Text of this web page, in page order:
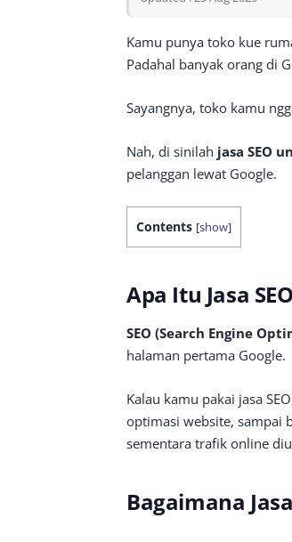
Kamu punya toko kue
Padahal banyak orang di
Sayangnya, toko kamu
Nah, di sinilah jasa SEO
pelanggan lewat Google.
Contents [show]
Apa Itu Jasa
SEO (Search Engine
halaman pertama Google.
Kalau kamu pakai jasa
optimasi website, sampai
sementara trafik online
Bagaimana